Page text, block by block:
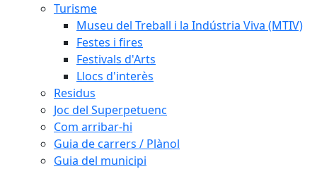
Turisme
Museu del Treball i la Indústria Viva (MTIV)
Festes i fires
Festivals d'Arts
Llocs d'interès
Residus
Joc del Superpetuenc
Com arribar-hi
Guia de carrers / Plànol
Guia del municipi